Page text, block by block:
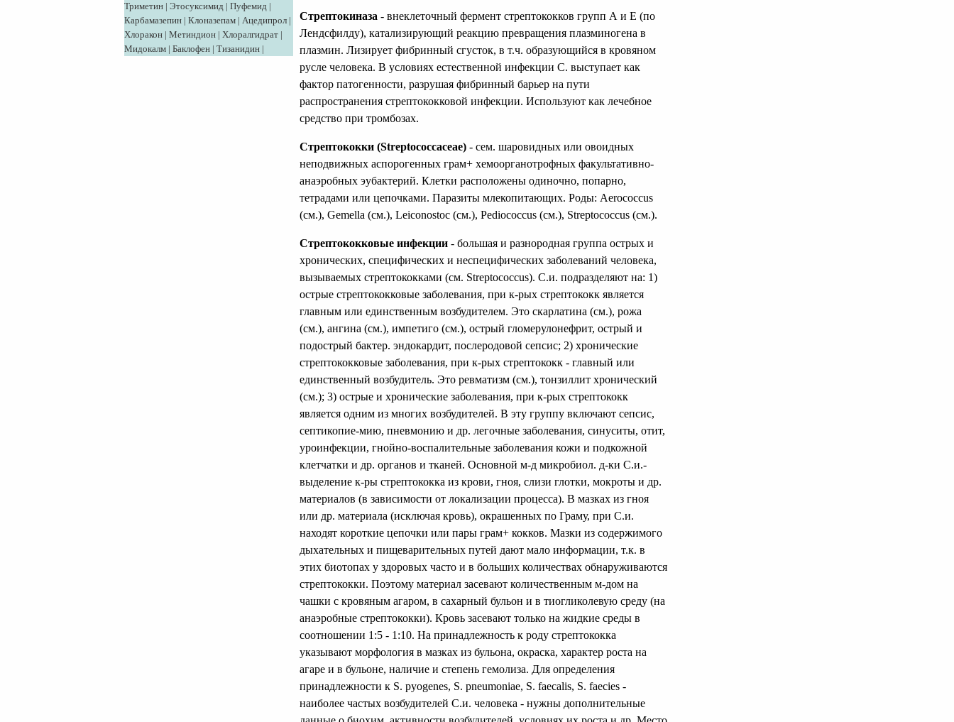
Триметин | Этосуксимид | Пуфемид |
Карбамазепин | Клоназепам | Ацедипрол |
Хлоракон | Метиндион | Хлоралгидрат |
Мидокалм | Баклофен | Тизанидин |
Стрептокиназа - внеклеточный фермент стрептококков групп А и Е (по
Лендсфилду), катализирующий реакцию превращения плазминогена в
плазмин. Лизирует фибринный сгусток, в т.ч. образующийся в кровяном
русле человека. В условиях естественной инфекции С. выступает как
фактор патогенности, разрушая фибринный барьер на пути
распространения стрептококковой инфекции. Используют как лечебное
средство при тромбозах.
Стрептококки (Streptococcaceae) - сем. шаровидных или овоидных
неподвижных аспорогенных грам+ хемоорганотрофных факультативно-
анаэробных эубактерий. Клетки расположены одиночно, попарно,
тетрадами или цепочками. Паразиты млекопитающих. Роды: Aerococcus
(см.), Gemella (см.), Leiconostoc (см.), Pediococcus (см.), Streptococcus (см.).
Стрептококковые инфекции - большая и разнородная группа острых и
хронических, специфических и неспецифических заболеваний человека,
вызываемых стрептококками (см. Streptococcus). С.и. подразделяют на: 1)
острые стрептококковые заболевания, при к-рых стрептококк является
главным или единственным возбудителем. Это скарлатина (см.), рожа
(см.), ангина (см.), импетиго (см.), острый гломерулонефрит, острый и
подострый бактер. эндокардит, послеродовой сепсис; 2) хронические
стрептококковые заболевания, при к-рых стрептококк - главный или
единственный возбудитель. Это ревматизм (см.), тонзиллит хронический
(см.); 3) острые и хронические заболевания, при к-рых стрептококк
является одним из многих возбудителей. В эту группу включают сепсис,
септикопие-мию, пневмонию и др. легочные заболевания, синуситы, отит,
уроинфекции, гнойно-воспалительные заболевания кожи и подкожной
клетчатки и др. органов и тканей. Основной м-д микробиол. д-ки С.и.-
выделение к-ры стрептококка из крови, гноя, слизи глотки, мокроты и др.
материалов (в зависимости от локализации процесса). В мазках из гноя
или др. материала (исключая кровь), окрашенных по Граму, при С.и.
находят короткие цепочки или пары грам+ кокков. Мазки из содержимого
дыхательных и пищеварительных путей дают мало информации, т.к. в
этих биотопах у здоровых часто и в больших количествах обнаруживаются
стрептококки. Поэтому материал засевают количественным м-дом на
чашки с кровяным агаром, в сахарный бульон и в тиогликолевую среду (на
анаэробные стрептококки). Кровь засевают только на жидкие среды в
соотношении 1:5 - 1:10. На принадлежность к роду стрептококка
указывают морфология в мазках из бульона, окраска, характер роста на
агаре и в бульоне, наличие и степень гемолиза. Для определения
принадлежности к S. pyogenes, S. pneumoniae, S. faecalis, S. faecies -
наиболее частых возбудителей С.и. человека - нужны дополнительные